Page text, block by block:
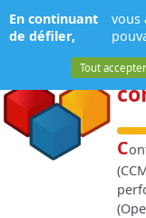
C
Panneau de gestion
En continuant
de défiler,
vous
Tout accepter